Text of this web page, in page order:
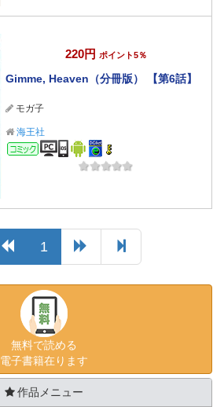
220円 ポイント5％
Gimme, Heaven（分冊版） 【第6話】
モガ子
海王社
コミック
1
無料で読める
電子書籍在ります
作品メニュー